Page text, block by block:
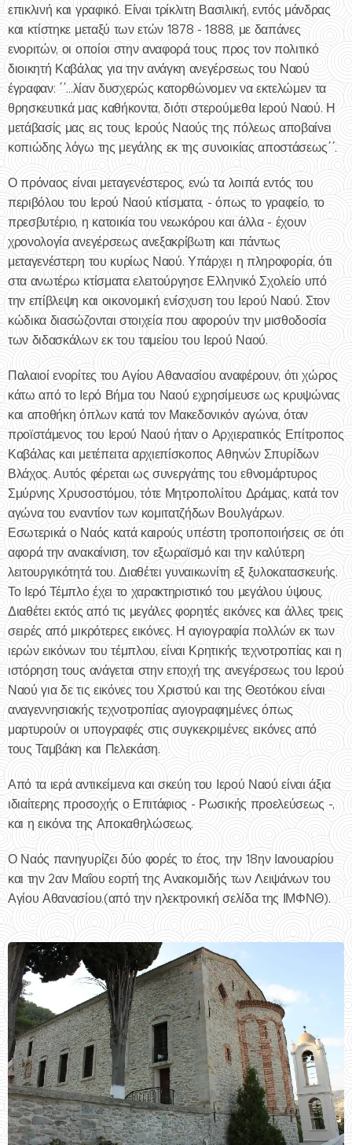
επικλινή και γραφικό. Είναι τρίκλιτη Βασιλική, εντός μάνδρας
και κτίστηκε μεταξύ των ετών 1878 - 1888, με δαπάνες
ενοριτών, οι οποίοι στην αναφορά τους προς τον πολιτικό
διοικητή Καβάλας για την ανάγκη ανεγέρσεως του Ναού
έγραφαν: ΄΄...λίαν δυσχερώς κατορθώνομεν να εκτελώμεν τα
θρησκευτικά μας καθήκοντα, διότι στερούμεθα Ιερού Ναού. Η
μετάβασίς μας εις τους Ιερούς Ναούς της πόλεως αποβαίνει
κοπιώδης λόγω της μεγάλης εκ της συνοικίας αποστάσεως΄΄.
Ο πρόναος είναι μεταγενέστερος, ενώ τα λοιπά εντός του
περιβόλου του Ιερού Ναού κτίσματα, - όπως το γραφείο, το
πρεσβυτέριο, η κατοικία του νεωκόρου και άλλα - έχουν
χρονολογία ανεγέρσεως ανεξακρίβωτη και πάντως
μεταγενέστερη του κυρίως Ναού. Υπάρχει η πληροφορία, ότι
στα ανωτέρω κτίσματα ελειτούργησε Ελληνικό Σχολείο υπό
την επίβλεψη και οικονομική ενίσχυση του Ιερού Ναού. Στον
κώδικα διασώζονται στοιχεία που αφορούν την μισθοδοσία
των διδασκάλων εκ του ταμείου του Ιερού Ναού.
Παλαιοί ενορίτες του Αγίου Αθανασίου αναφέρουν, ότι χώρος
κάτω από το Ιερό Βήμα του Ναού εχρησίμευσε ως κρυψώνας
και αποθήκη όπλων κατά τον Μακεδονικόν αγώνα, όταν
προϊστάμενος του Ιερού Ναού ήταν ο Αρχιερατικός Επίτροπος
Καβάλας και μετέπειτα αρχιεπίσκοπος Αθηνών Σπυρίδων
Βλάχος. Αυτός φέρεται ως συνεργάτης του εθνομάρτυρος
Σμύρνης Χρυσοστόμου, τότε Μητροπολίτου Δράμας, κατά τον
αγώνα του εναντίον των κομιτατζήδων Βουλγάρων.
Εσωτερικά ο Ναός κατά καιρούς υπέστη τροποποιήσεις σε ότι
αφορά την ανακαίνιση, τον εξωραϊσμό και την καλύτερη
λειτουργικότητά του. Διαθέτει γυναικωνίτη εξ ξυλοκατασκευής.
Το Ιερό Τέμπλο έχει το χαρακτηριστικό του μεγάλου ύψους.
Διαθέτει εκτός από τις μεγάλες φορητές εικόνες και άλλες τρεις
σειρές από μικρότερες εικόνες. Η αγιογραφία πολλών εκ των
ιερών εικόνων του τέμπλου, είναι Κρητικής τεχνοτροπίας και η
ιστόρηση τους ανάγεται στην εποχή της ανεγέρσεως του Ιερού
Ναού για δε τις εικόνες του Χριστού και της Θεοτόκου είναι
αναγεννησιακής τεχνοτροπίας αγιογραφημένες όπως
μαρτυρούν οι υπογραφές στις συγκεκριμένες εικόνες από
τους Ταμβάκη και Πελεκάση.
Από τα ιερά αντικείμενα και σκεύη του Ιερού Ναού είναι άξια
ιδιαίτερης προσοχής ο Επιτάφιος - Ρωσικής προελεύσεως -,
και η εικόνα της Αποκαθηλώσεως.
Ο Ναός πανηγυρίζει δύο φορές το έτος, την 18ην Ιανουαρίου
και την 2αν Μαΐου εορτή της Ανακομιδής των Λειψάνων του
Αγίου Αθανασίου.(από την ηλεκτρονική σελίδα της ΙΜΦΝΘ).